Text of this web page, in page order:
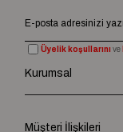
Üyelik koşullarını ve
Kurumsal
Müşteri İlişkileri